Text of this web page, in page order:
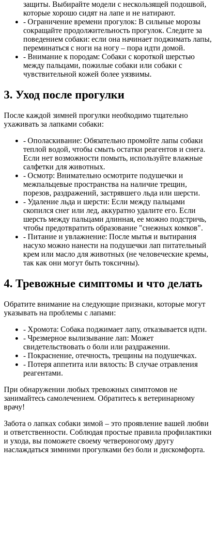
защиты. Выбирайте модели с нескользящей подошвой,
которые хорошо сидят на лапе и не натирают.
- Ограничение времени прогулок: В сильные морозы
сокращайте продолжительность прогулок. Следите за
поведением собаки: если она начинает поджимать лапы,
переминаться с ноги на ногу – пора идти домой.
- Внимание к породам: Собаки с короткой шерстью
между пальцами, пожилые собаки или собаки с
чувствительной кожей более уязвимы.
3. Уход после прогулки
После каждой зимней прогулки необходимо тщательно
ухаживать за лапками собаки:
- Ополаскивание: Обязательно промойте лапы собаки
теплой водой, чтобы смыть остатки реагентов и снега.
Если нет возможности помыть, используйте влажные
салфетки для животных.
- Осмотр: Внимательно осмотрите подушечки и
межпальцевые пространства на наличие трещин,
порезов, раздражений, застрявшего льда или шерсти.
- Удаление льда и шерсти: Если между пальцами
скопился снег или лед, аккуратно удалите его. Если
шерсть между пальцами длинная, ее можно подстричь,
чтобы предотвратить образование "снежных комков".
- Питание и увлажнение: После мытья и вытирания
насухо можно нанести на подушечки лап питательный
крем или масло для животных (не человеческие кремы,
так как они могут быть токсичны).
4. Тревожные симптомы и что делать
Обратите внимание на следующие признаки, которые могут
указывать на проблемы с лапами:
- Хромота: Собака поджимает лапу, отказывается идти.
- Чрезмерное вылизывание лап: Может
свидетельствовать о боли или раздражении.
- Покраснение, отечность, трещины на подушечках.
- Потеря аппетита или вялость: В случае отравления
реагентами.
При обнаружении любых тревожных симптомов не
занимайтесь самолечением. Обратитесь к ветеринарному
врачу!
Забота о лапках собаки зимой – это проявление вашей любви
и ответственности. Соблюдая простые правила профилактики
и ухода, вы поможете своему четвероногому другу
наслаждаться зимними прогулками без боли и дискомфорта.